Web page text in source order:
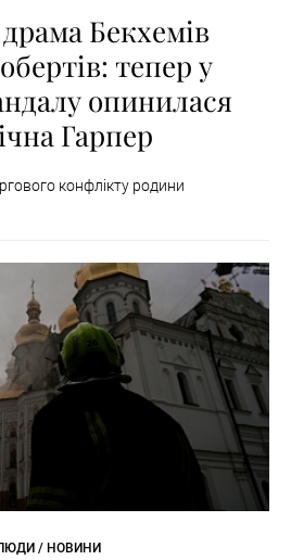
Бекхемів
тепер у
опинилася
Гарпер
конфлікту родини
/ НОВИНИ